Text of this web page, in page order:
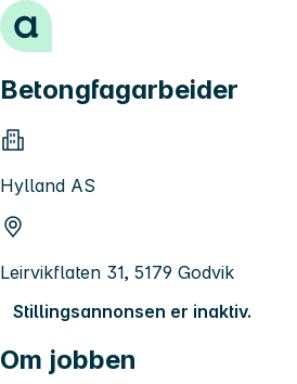
Hopp til innhold
Betongfagarbeider
Hylland AS
Leirvikflaten 31, 5179 Godvik
Stillingsannonsen er inaktiv.
Om jobben